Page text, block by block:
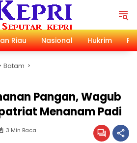
Riau Nasional Hukrim
Batam
Pangan, Wagub
Menanam Padi
3 Min Baca